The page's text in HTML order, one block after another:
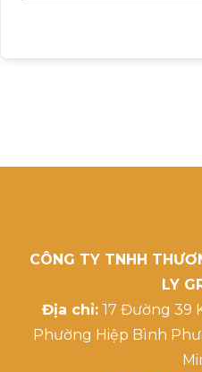
CÔNG TY TNHH
LY
Địa chỉ: 17 Đường 39
Phường Hiệp Bình